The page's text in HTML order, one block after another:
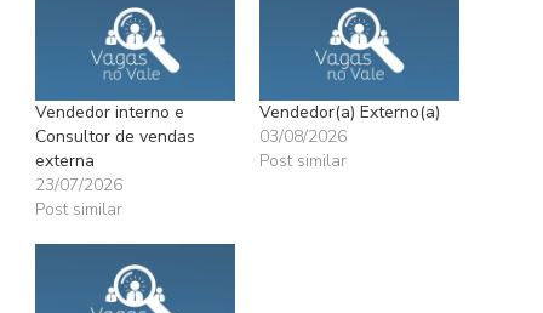
Vendedor interno e
Consultor de vendas
externa
23/07/2026
Post similar
Vendedor(a) Externo(a)
03/08/2026
Post similar